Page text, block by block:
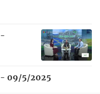
09/5/2025